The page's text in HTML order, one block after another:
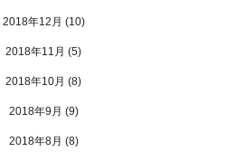
2018年12月 (10)
2018年11月 (5)
2018年10月 (8)
2018年9月 (9)
2018年8月 (8)